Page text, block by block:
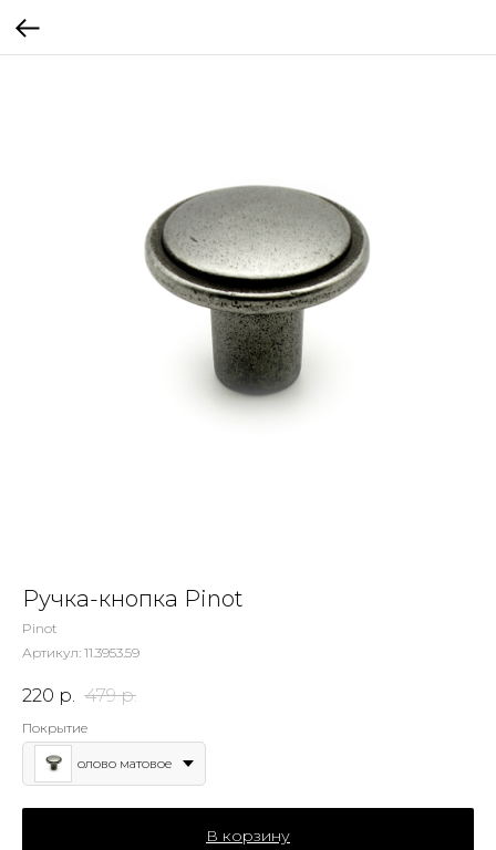
Ручка-кнопка Pinot
Pinot
Артикул: 11.3953.59
220 р. 479 р.
Покрытие
олово матовое
В корзину